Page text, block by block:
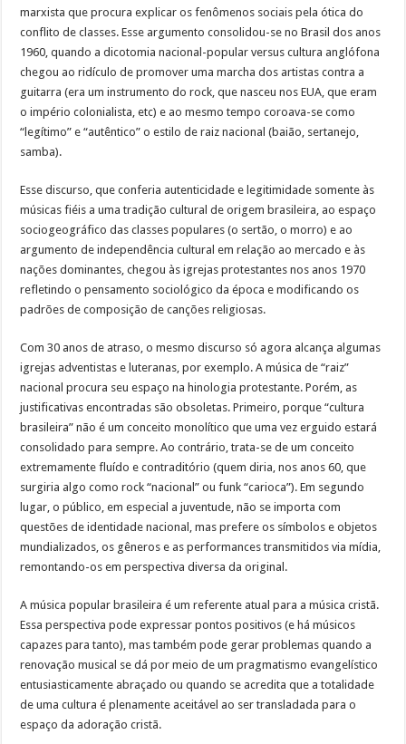
marxista que procura explicar os fenômenos sociais pela ótica do
conflito de classes. Esse argumento consolidou-se no Brasil dos anos
1960, quando a dicotomia nacional-popular versus cultura anglófona
chegou ao ridículo de promover uma marcha dos artistas contra a
guitarra (era um instrumento do rock, que nasceu nos EUA, que eram
o império colonialista, etc) e ao mesmo tempo coroava-se como
“legítimo” e “autêntico” o estilo de raiz nacional (baião, sertanejo,
samba).
Esse discurso, que conferia autenticidade e legitimidade somente às
músicas fiéis a uma tradição cultural de origem brasileira, ao espaço
sociogeográfico das classes populares (o sertão, o morro) e ao
argumento de independência cultural em relação ao mercado e às
nações dominantes, chegou às igrejas protestantes nos anos 1970
refletindo o pensamento sociológico da época e modificando os
padrões de composição de canções religiosas.
Com 30 anos de atraso, o mesmo discurso só agora alcança algumas
igrejas adventistas e luteranas, por exemplo. A música de “raiz”
nacional procura seu espaço na hinologia protestante. Porém, as
justificativas encontradas são obsoletas. Primeiro, porque “cultura
brasileira” não é um conceito monolítico que uma vez erguido estará
consolidado para sempre. Ao contrário, trata-se de um conceito
extremamente fluído e contraditório (quem diria, nos anos 60, que
surgiria algo como rock “nacional” ou funk “carioca”). Em segundo
lugar, o público, em especial a juventude, não se importa com
questões de identidade nacional, mas prefere os símbolos e objetos
mundializados, os gêneros e as performances transmitidos via mídia,
remontando-os em perspectiva diversa da original.
A música popular brasileira é um referente atual para a música cristã.
Essa perspectiva pode expressar pontos positivos (e há músicos
capazes para tanto), mas também pode gerar problemas quando a
renovação musical se dá por meio de um pragmatismo evangelístico
entusiasticamente abraçado ou quando se acredita que a totalidade
de uma cultura é plenamente aceitável ao ser transladada para o
espaço da adoração cristã.